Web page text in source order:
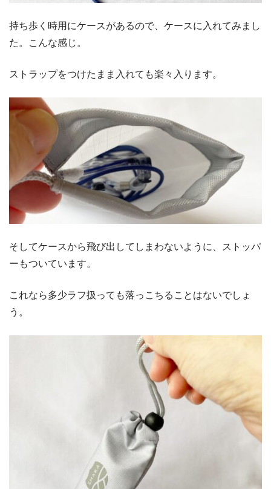
持ち歩く時用にケースがあるので、ケースに入れてみまし
た。こんな感じ。
ストラップをつけたまま入れても楽々入ります。
そしてケースから飛び出してしまわないように、ストッパ
ーもついています。
これなら多少ラフ扱っても落っこちることはないでしょ
う。